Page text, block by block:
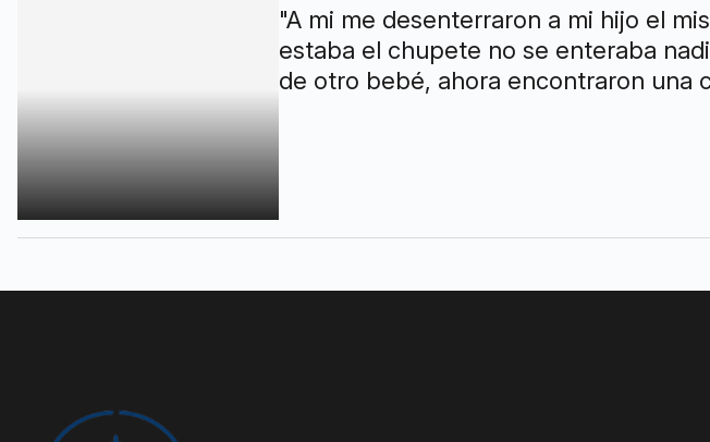
"A mi me desenterraron a mi hijo el
estaba el chupete no se enteraba
de otro bebé, ahora encontraron una